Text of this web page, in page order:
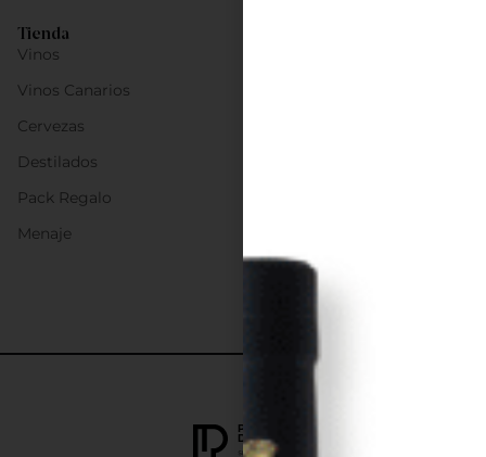
Tienda
Vinos
Vinos Canarios
Cervezas
Destilados
Pack Regalo
Menaje